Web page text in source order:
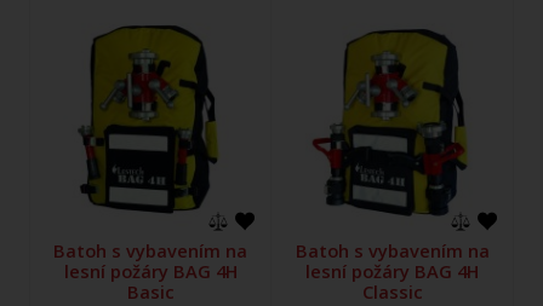
Batoh s vybavením na
lesní požáry BAG 4H
Basic
Batoh s vybavením na
lesní požáry BAG 4H
Classic